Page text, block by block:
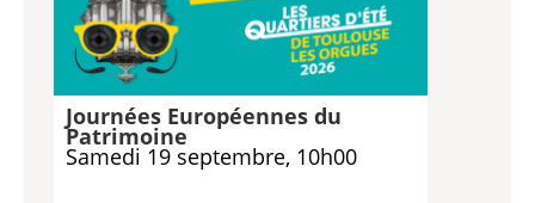
Journées Européennes du
Patrimoine
Samedi 19 septembre, 10h00